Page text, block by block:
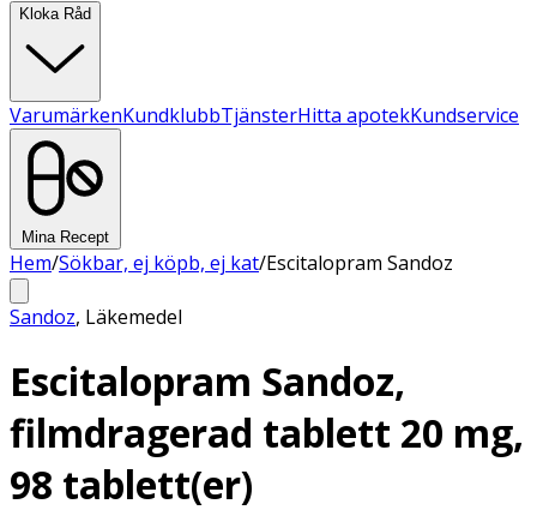
Kloka Råd
VarumärkenKundklubbTjänsterHitta apotekKundservice
Mina Recept
Hem/Sökbar, ej köpb, ej kat/Escitalopram Sandoz
Sandoz, Läkemedel
Escitalopram Sandoz,
filmdragerad tablett 20 mg,
98 tablett(er)